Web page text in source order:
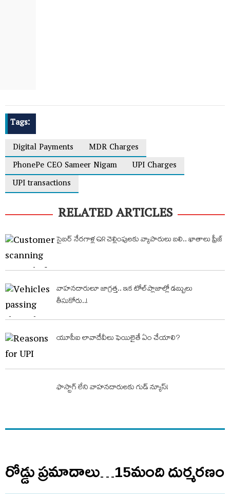
Tags:
Digital Payments
MDR Charges
PhonePe CEO Sameer Nigam
UPI Charges
UPI transactions
RELATED ARTICLES
సైబర్‌ నేరగాళ్ల QR చెల్లింపులకు వ్యాపారులు బలి.. ఖాతాలు ఫ్రీజ్‌
వాహనదారులూ జాగ్రత్త.. ఇక టోల్​ప్లాజాల్లో డబ్బులు
తీసుకోరు..!
యూపీఐ లావాదేవీలు ఫెయిలైతే ఏం చేయాలి?
ఫాస్టాగ్‌ లేని వాహనదారులకు గుడ్ న్యూస్!
రోడ్డు ప్రమాదాలు…15మంది దుర్మరణం